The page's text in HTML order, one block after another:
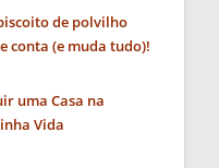
de polvilho
conta (e muda tudo)!
uma Casa na
Vida